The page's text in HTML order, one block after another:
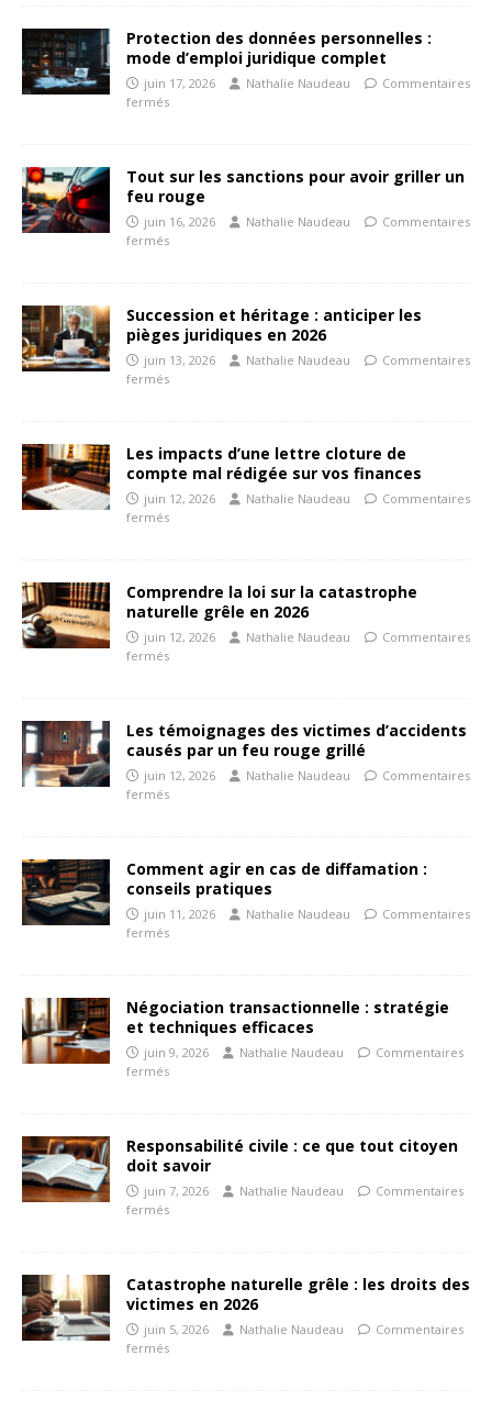
Protection des données personnelles :
mode d’emploi juridique complet
juin 17, 2026 Nathalie Naudeau
Commentaires
fermés
Tout sur les sanctions pour avoir griller un
feu rouge
juin 16, 2026 Nathalie Naudeau
Commentaires
fermés
Succession et héritage : anticiper les
pièges juridiques en 2026
juin 13, 2026 Nathalie Naudeau
Commentaires
fermés
Les impacts d’une lettre cloture de
compte mal rédigée sur vos finances
juin 12, 2026 Nathalie Naudeau
Commentaires
fermés
Comprendre la loi sur la catastrophe
naturelle grêle en 2026
juin 12, 2026 Nathalie Naudeau
Commentaires
fermés
Les témoignages des victimes d’accidents
causés par un feu rouge grillé
juin 12, 2026 Nathalie Naudeau
Commentaires
fermés
Comment agir en cas de diffamation :
conseils pratiques
juin 11, 2026 Nathalie Naudeau
Commentaires
fermés
Négociation transactionnelle : stratégie
et techniques efficaces
juin 9, 2026 Nathalie Naudeau
Commentaires
fermés
Responsabilité civile : ce que tout citoyen
doit savoir
juin 7, 2026 Nathalie Naudeau
Commentaires
fermés
Catastrophe naturelle grêle : les droits des
victimes en 2026
juin 5, 2026 Nathalie Naudeau
Commentaires
fermés